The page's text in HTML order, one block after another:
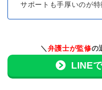
サポートも手厚いのが特
＼ 弁護士が監修の
LINE